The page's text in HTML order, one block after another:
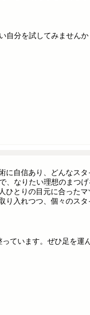
自分を試してみません
に自信あり、どんなス
なりたい理想のまつ
とりの目元に合った
入れつつ、個々のス
ています。ぜひ足を運